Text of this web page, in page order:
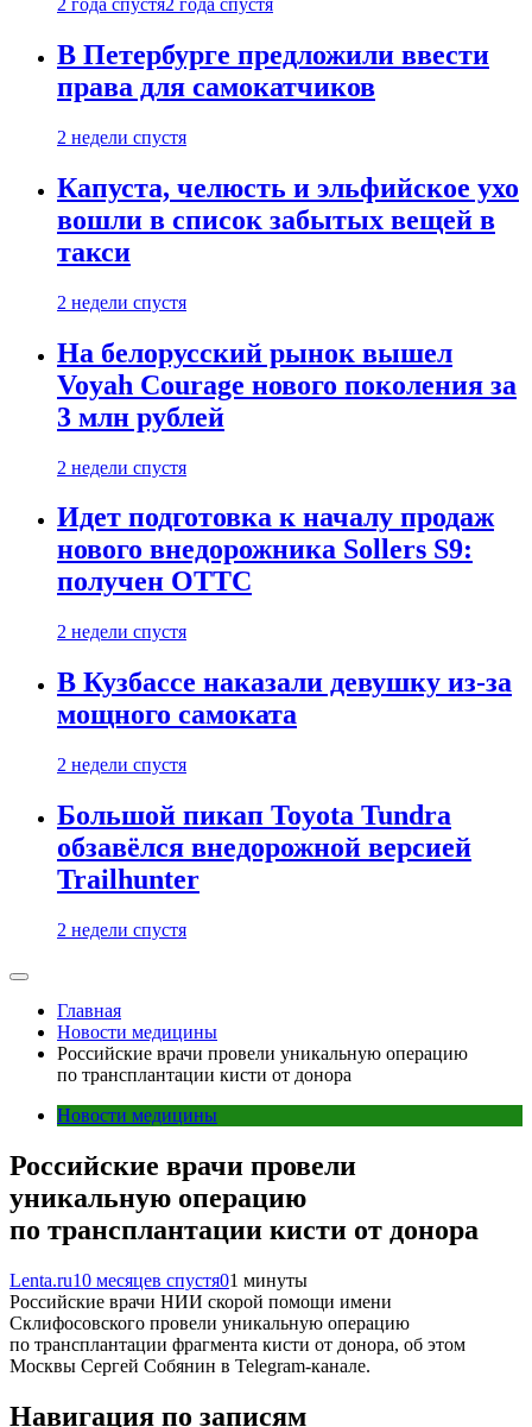
2 года спустя2 года спустя
В Петербурге предложили ввести
права для самокатчиков
2 недели спустя
Капуста, челюсть и эльфийское ухо
вошли в список забытых вещей в
такси
2 недели спустя
На белорусский рынок вышел
Voyah Courage нового поколения за
3 млн рублей
2 недели спустя
Идет подготовка к началу продаж
нового внедорожника Sollers S9:
получен ОТТС
2 недели спустя
В Кузбассе наказали девушку из-за
мощного самоката
2 недели спустя
Большой пикап Toyota Tundra
обзавёлся внедорожной версией
Trailhunter
2 недели спустя
Главная
Новости медицины
Российские врачи провели уникальную операцию
по трансплантации кисти от донора
Новости медицины
Российские врачи провели
уникальную операцию
по трансплантации кисти от донора
Lenta.ru10 месяцев спустя01 минуты
Российские врачи НИИ скорой помощи имени
Склифосовского провели уникальную операцию
по трансплантации фрагмента кисти от донора, об этом
Москвы Сергей Собянин в Telegram-канале.
Навигация по записям